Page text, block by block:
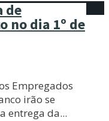
de
no dia 1º de
Empregados
irão se
entrega da...